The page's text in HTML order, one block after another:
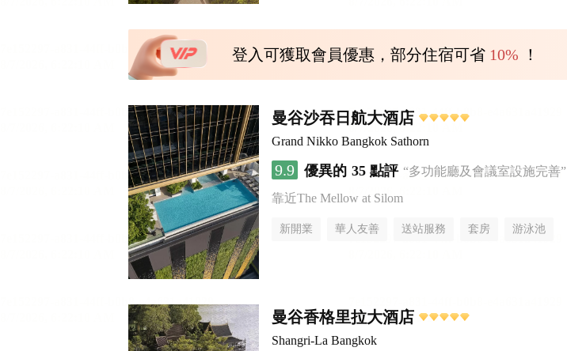
登入可獲取會員優惠，部分住宿可省 10% ！
曼谷沙吞日航大酒店
Grand Nikko Bangkok Sathorn
9.9 優異的 35 點評 “多功能廳及會議室設施完善”
靠近The Mellow at Silom
新開業 華人友善 送站服務 套房 游泳池
曼谷香格里拉大酒店
Shangri-La Bangkok